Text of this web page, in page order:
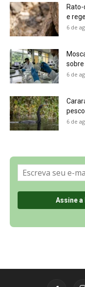
Política de Privacidade,